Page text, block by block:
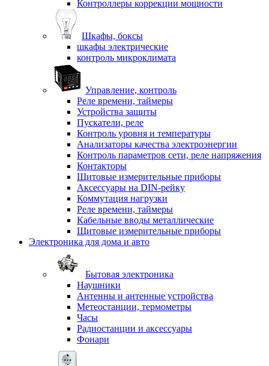
Контроллеры коррекции мощности
Шкафы, боксы
шкафы электрические
контроль микроклимата
Управление, контроль
Реле времени, таймеры
Устройства защиты
Пускатели, реле
Контроль уровня и температуры
Анализаторы качества электроэнергии
Контроль параметров сети, реле напряжения
Контакторы
Щитовые измерительные приборы
Аксессуары на DIN-рейку
Коммутация нагрузки
Реле времени, таймеры
Кабельные вводы металлические
Щитовые измерительные приборы
Электроника для дома и авто
Бытовая электроника
Наушники
Антенны и антенные устройства
Метеостанции, термометры
Часы
Радиостанции и аксессуары
Фонари